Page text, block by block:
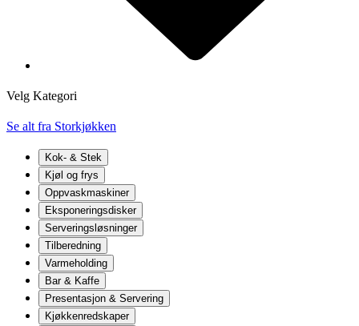
Velg Kategori
Se alt fra Storkjøkken
Kok- & Stek
Kjøl og frys
Oppvaskmaskiner
Eksponeringsdisker
Serveringsløsninger
Tilberedning
Varmeholding
Bar & Kaffe
Presentasjon & Servering
Kjøkkenredskaper